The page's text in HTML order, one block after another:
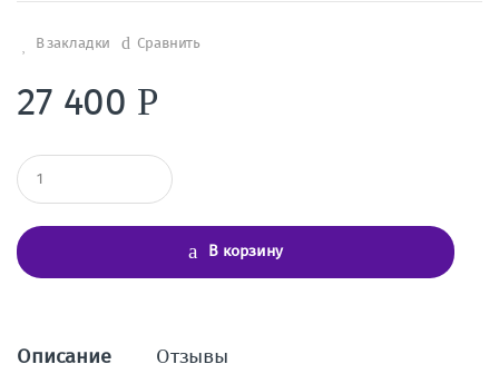
В закладки Сравнить
27 400 Р
К
о
ч
е
В корзину
Описание Отзывы